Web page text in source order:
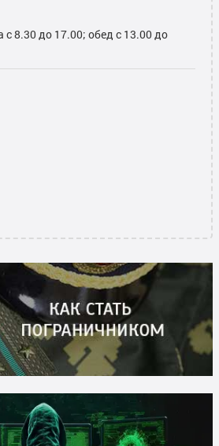
с 8.30 до 17.00; обед с 13.00 до